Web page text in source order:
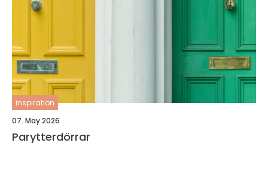
inspiration
07. May 2026
Parytterdörrar